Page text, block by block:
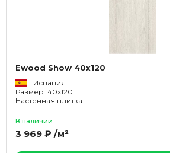
Ewood Show 40x120
Испания
Размер: 40x120
Настенная плитка
В наличии
3 969 ₽ /м²